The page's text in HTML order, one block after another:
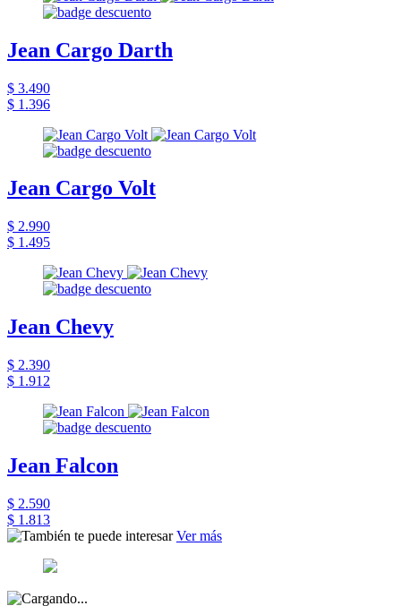
Jean Cargo Darth
$ 3.490
$ 1.396
Jean Cargo Volt
$ 2.990
$ 1.495
Jean Chevy
$ 2.390
$ 1.912
Jean Falcon
$ 2.590
$ 1.813
Ver más